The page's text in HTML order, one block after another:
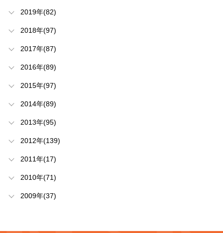
2019年(82)
2018年(97)
2017年(87)
2016年(89)
2015年(97)
2014年(89)
2013年(95)
2012年(139)
2011年(17)
2010年(71)
2009年(37)